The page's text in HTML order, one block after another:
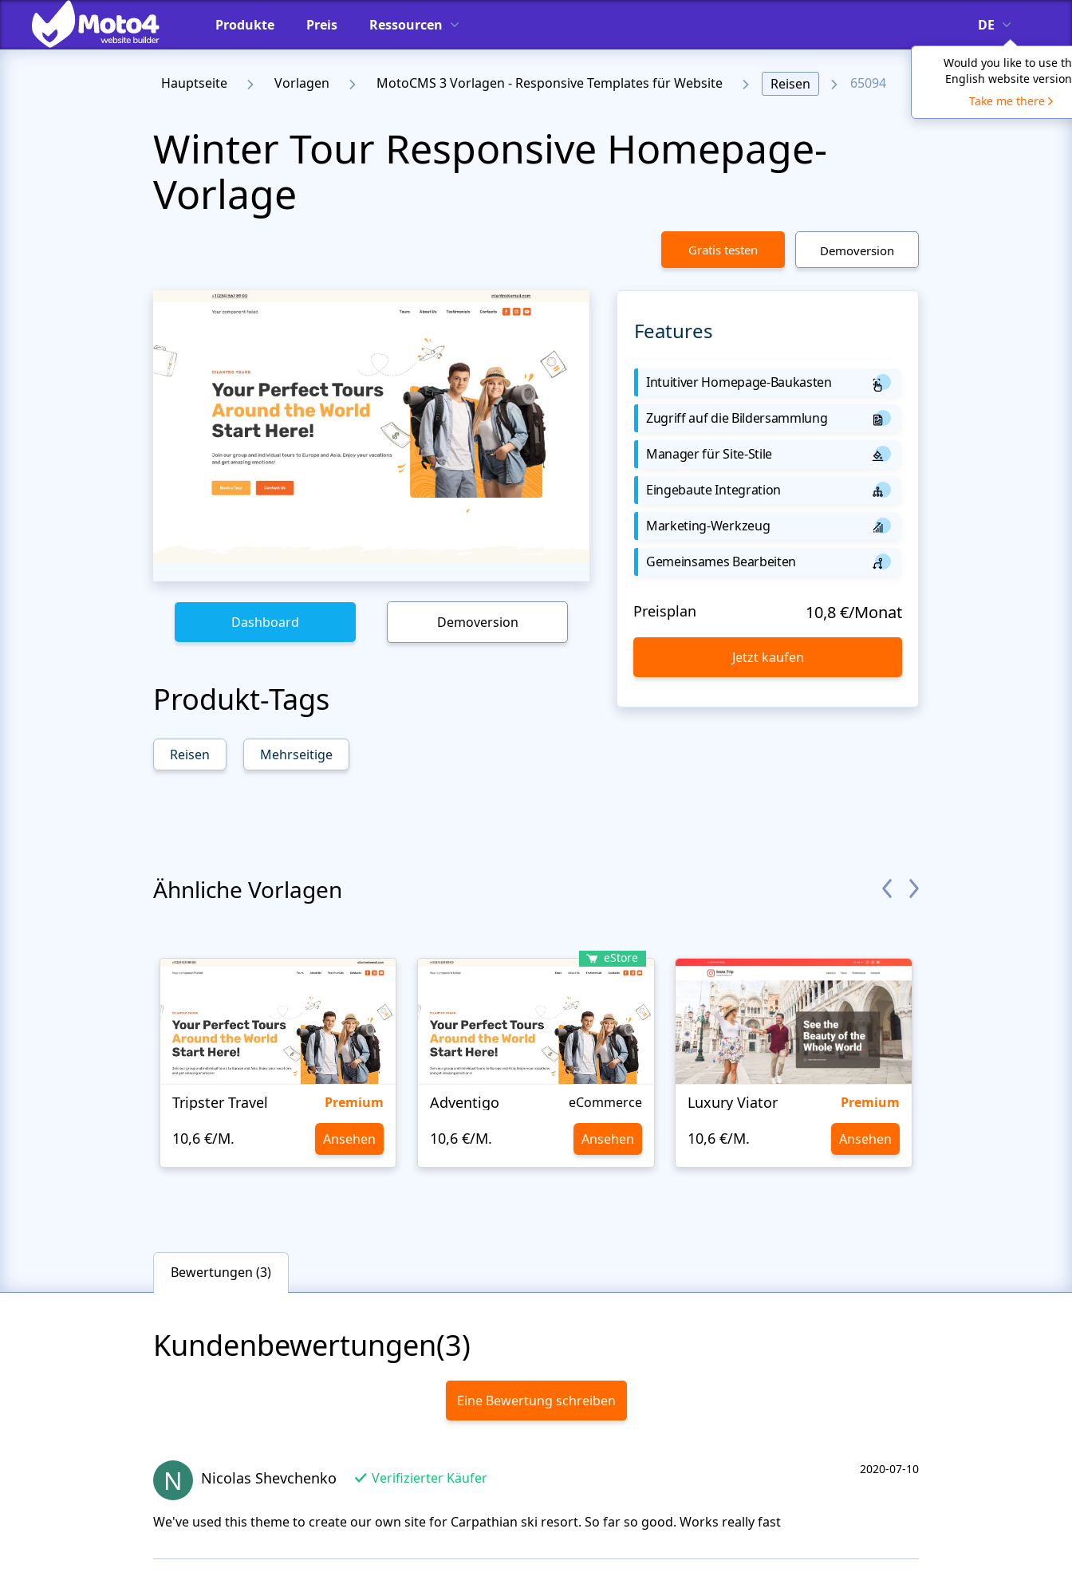
Produkte Preis Ressourcen DE
Would you like to use
English website
Take me there
Hauptseite Vorlagen MotoCMS 3 Vorlagen - Responsive Templates für Website Reisen 65094
Winter Tour Responsive Homepage-
Vorlage
Gratis testen Demoversion
Dashboard Demoversion
Produkt-Tags
Reisen Mehrseitige
Features
Intuitiver Homepage-Baukasten
Zugriff auf die Bildersammlung
Manager für Site-Stile
Eingebaute Integration
Marketing-Werkzeug
Gemeinsames Bearbeiten
Preisplan 10,8 €/Monat
Jetzt kaufen
Ähnliche Vorlagen
Tripster Travel Premium
10,6 €/M. Ansehen
eStore
Adventigo eCommerce
10,6 €/M. Ansehen
Luxury Viator Premium
10,6 €/M. Ansehen
Bewertungen (3)
Kundenbewertungen(3)
Eine Bewertung schreiben
N Nicolas Shevchenko Verifizierter Käufer
2020-07-10
We've used this theme to create our own site for Carpathian ski resort. So far so good. Works really fast